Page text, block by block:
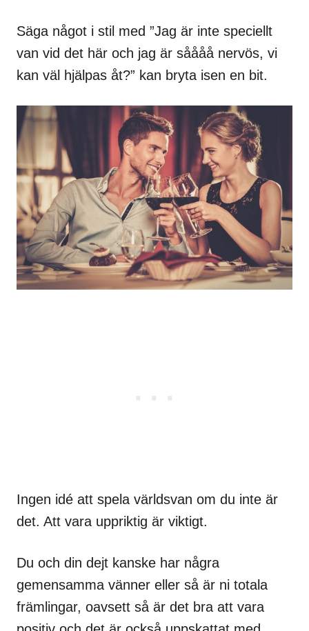
Säga något i stil med ”Jag är inte speciellt
van vid det här och jag är såååå nervös, vi
kan väl hjälpas åt?” kan bryta isen en bit.
Ingen idé att spela världsvan om du inte är
det. Att vara uppriktig är viktigt.
Du och din dejt kanske har några
gemensamma vänner eller så är ni totala
främlingar, oavsett så är det bra att vara